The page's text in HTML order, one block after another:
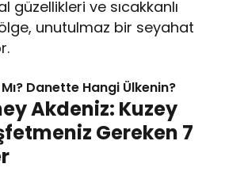
güzellikleri ve sıcakkanlı
unutulmaz bir seyahat
Danette Hangi Ülkenin?
Akdeniz: Kuzey
Gereken 7